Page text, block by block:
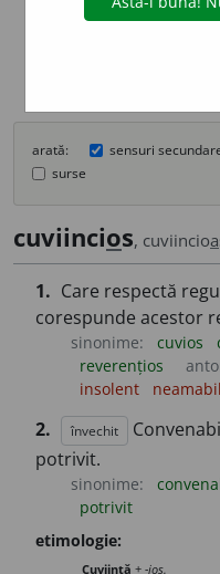
info
Puteți
arată: sensuri
surse
cuviincios, cuviincioa
1. Care respectă
corespunde acestor
sinonime: cuvios
reverențios
insolent
neamabil
2. învechit
potrivit.
sinonime:
potrivit
etimologie:
Cuviință + -ios.